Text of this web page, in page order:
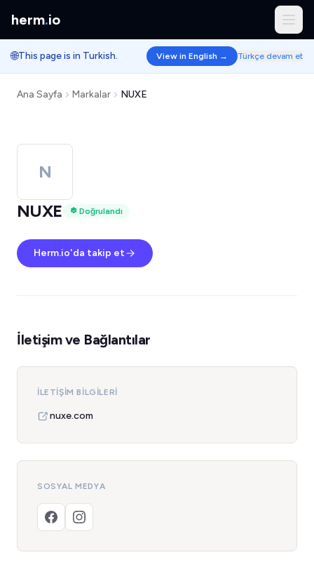
herm.io
🌐This page is in Turkish. View in English → Türkçe devam et
Ana Sayfa Markalar NUXE
N
NUXE
Doğrulandı
Herm.io'da takip et
İletişim ve Bağlantılar
İLETIŞIM BILGILERI
nuxe.com
SOSYAL MEDYA